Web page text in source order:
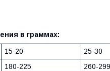
в граммах:
15-20 25-30
180-225 260-299